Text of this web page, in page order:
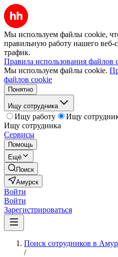
Мы используем файлы cookie,
правильную работу нашего веб-
трафик.
Правила использования файлов
Мы используем файлы cookie.
файлов cookie
Понятно
Ищу сотрудника
Ищу работу
Ищу
Ищу сотрудника
Сервисы
Помощь
Ещё
Поиск
Амурск
Войти
Войти
Зарегистрироваться
Поиск сотрудников в
/